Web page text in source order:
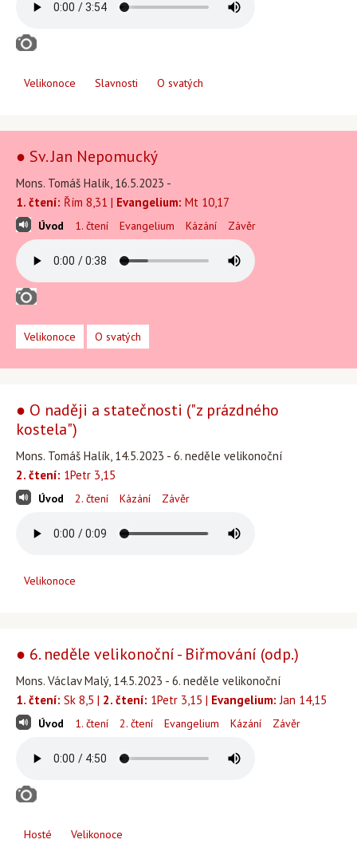
Velikonoce Slavnosti O svatých
● Sv. Jan Nepomucký
Mons. Tomáš Halík, 16.5.2023 -
1. čtení: Řím 8,31 | Evangelium: Mt 10,17
Úvod 1. čtení Evangelium Kázání Závěr
Velikonoce O svatých
● O naději a statečnosti ("z prázdného
kostela")
Mons. Tomáš Halík, 14.5.2023 - 6. neděle velikonoční
2. čtení: 1Petr 3,15
Úvod 2. čtení Kázání Závěr
Velikonoce
● 6. neděle velikonoční - Biřmování (odp.)
Mons. Václav Malý, 14.5.2023 - 6. neděle velikonoční
1. čtení: Sk 8,5 | 2. čtení: 1Petr 3,15 | Evangelium: Jan 14,15
Úvod 1. čtení 2. čtení Evangelium Kázání Závěr
Hosté Velikonoce